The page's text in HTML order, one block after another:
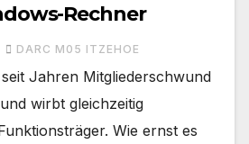
Rechner
DARC M05 ITZEHOE
Jahren Mitgliederschwund
wirbt gleichzeitig
Wie ernst es